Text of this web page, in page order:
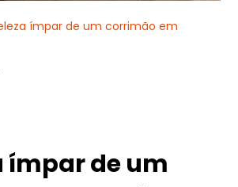
ímpar de um corrimão em
ímpar de um